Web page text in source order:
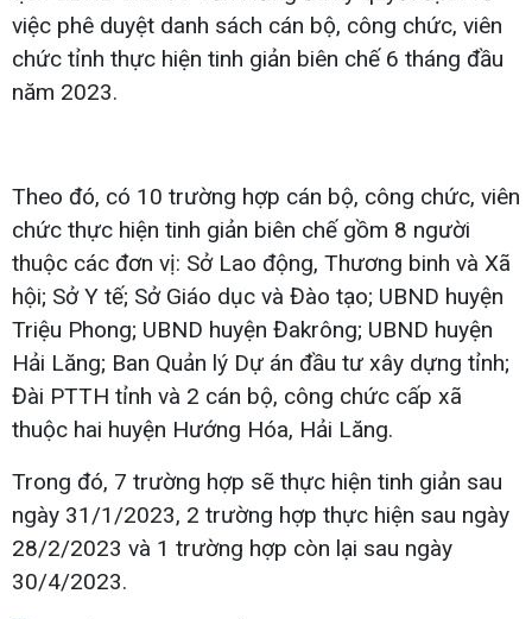
việc phê duyệt danh sách cán bộ, công chức, viên
chức tỉnh thực hiện tinh giản biên chế 6 tháng đầu
năm 2023.
Theo đó, có 10 trường hợp cán bộ, công chức, viên
chức thực hiện tinh giản biên chế gồm 8 người
thuộc các đơn vị: Sở Lao động, Thương binh và Xã
hội; Sở Y tế; Sở Giáo dục và Đào tạo; UBND huyện
Triệu Phong; UBND huyện Đakrông; UBND huyện
Hải Lăng; Ban Quản lý Dự án đầu tư xây dựng tỉnh;
Đài PTTH tỉnh và 2 cán bộ, công chức cấp xã
thuộc hai huyện Hướng Hóa, Hải Lăng.
Trong đó, 7 trường hợp sẽ thực hiện tinh giản sau
ngày 31/1/2023, 2 trường hợp thực hiện sau ngày
28/2/2023 và 1 trường hợp còn lại sau ngày
30/4/2023.